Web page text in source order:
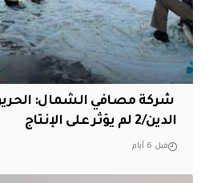
شركة مصافي الشمال:
الدين/2 لم يؤثر على الإنتاج
قبل 6 أيام